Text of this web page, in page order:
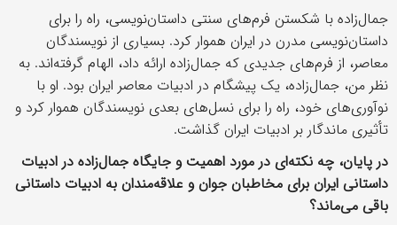
جمال‌زاده با شکستن فرم‌های سنتی داستان‌نویسی، راه را برای
داستان‌نویسی مدرن در ایران هموار کرد. بسیاری از نویسندگان
معاصر، از فرم‌های جدیدی که جمال‌زاده ارائه داد، الهام گرفته‌اند. به
نظر من، جمال‌زاده، یک پیشگام در ادبیات معاصر ایران بود. او با
نوآوری‌های خود، راه را برای نسل‌های بعدی نویسندگان هموار کرد و
تأثیری ماندگار بر ادبیات ایران گذاشت.
در پایان، چه نکته‌ای در مورد اهمیت و جایگاه جمال‌زاده در ادبیات
داستانی ایران برای مخاطبان جوان و علاقه‌مندان به ادبیات داستانی
باقی می‌ماند؟